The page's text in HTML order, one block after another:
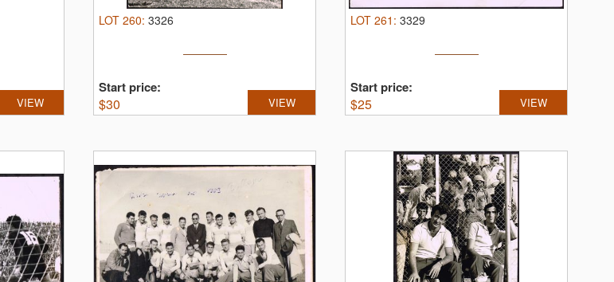
VIEW
LOT 260: 3326
Start price:
$30 VIEW
LOT 261 : 3329
Start price:
$25 VIEW